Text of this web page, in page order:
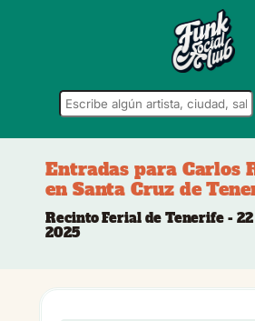
Entradas para Carlos
en Santa Cruz de
Recinto Ferial de Tenerife -
2025